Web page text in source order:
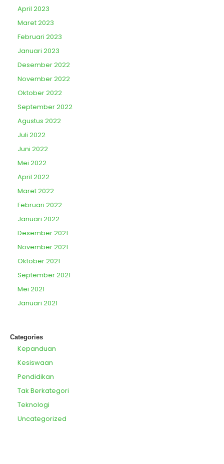
April 2023
Maret 2023
Februari 2023
Januari 2023
Desember 2022
November 2022
Oktober 2022
September 2022
Agustus 2022
Juli 2022
Juni 2022
Mei 2022
April 2022
Maret 2022
Februari 2022
Januari 2022
Desember 2021
November 2021
Oktober 2021
September 2021
Mei 2021
Januari 2021
Categories
Kepanduan
Kesiswaan
Pendidikan
Tak Berkategori
Teknologi
Uncategorized